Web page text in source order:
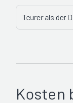
Teurer als der
Kosten